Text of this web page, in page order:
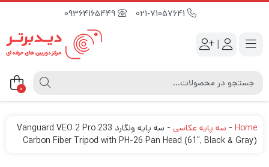
09364165449
|
0
Home
- سه پایه عکاسی -
سه پایه ونگارد Vanguard VEO 2 Pro 233
Carbon Fiber Tripod with PH-26 Pan Head (61″, Black & Gray)